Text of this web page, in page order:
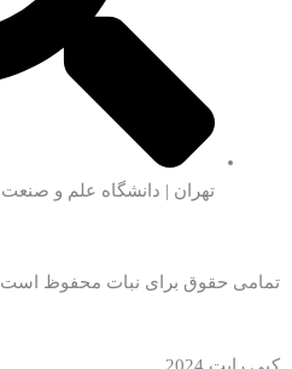
تهران | دانشگاه علم و صنعت
تمامی حقوق برای نبات محفوظ است